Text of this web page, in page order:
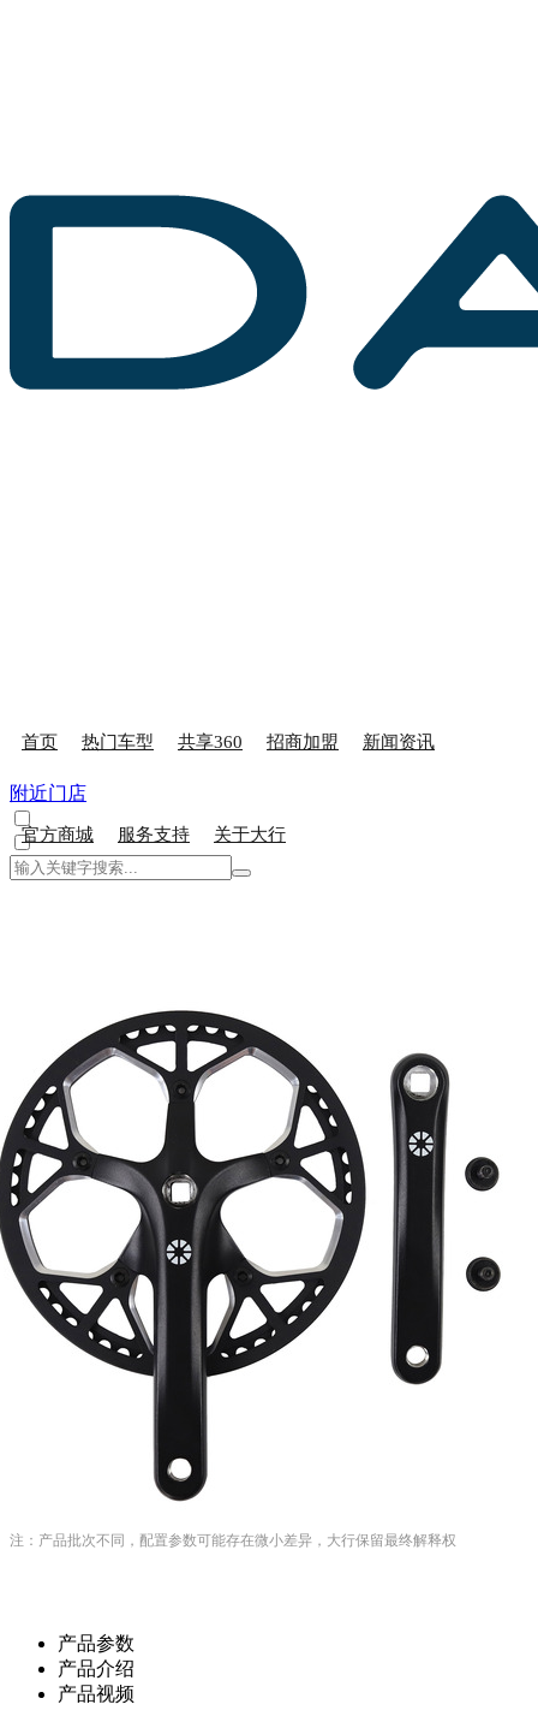
首页 热门车型 共享360 招商加盟 新闻资讯
官方商城 服务支持 关于大行
附近门店
注：产品批次不同，配置参数可能存在微小差异，大行保留最终解释权
产品参数
产品介绍
产品视频